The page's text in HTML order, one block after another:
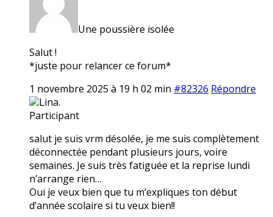
Une poussière isolée
Salut !
*juste pour relancer ce forum*
1 novembre 2025 à 19 h 02 min #82326 Répondre
Lina.
Participant
salut je suis vrm désolée, je me suis complètement
déconnectée pendant plusieurs jours, voire
semaines. Je suis très fatiguée et la reprise lundi
n’arrange rien…
Oui je veux bien que tu m’expliques ton début
d’année scolaire si tu veux bien!!